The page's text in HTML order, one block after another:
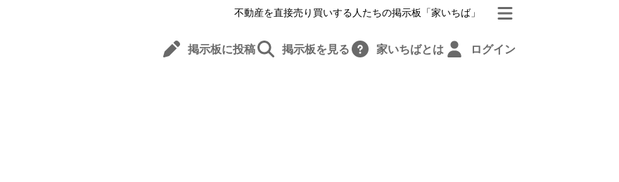
不動産を直接売り買いする人たちの掲示板「家いちば」
掲示板に投稿 掲示板を見る 家いちばとは ログイン